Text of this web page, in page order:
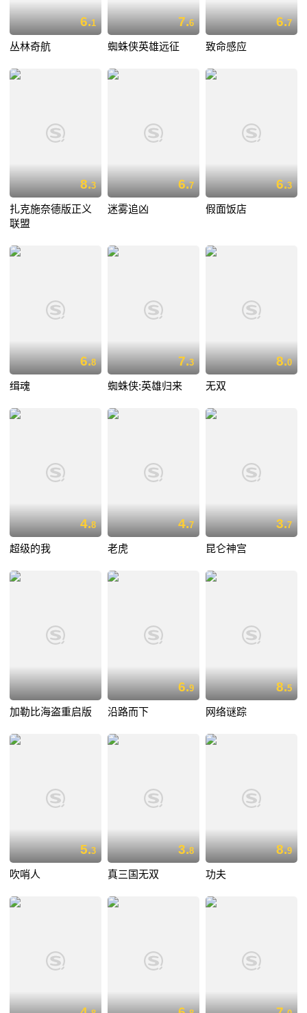
6.1
丛林奇航
7.6
蜘蛛侠英雄远征
6.7
致命感应
8.3
扎克施奈德版正义
联盟
6.7
迷雾追凶
6.3
假面饭店
6.8
缉魂
7.3
蜘蛛侠:英雄归来
8.0
无双
4.8
超级的我
4.7
老虎
3.7
昆仑神宫
加勒比海盗重启版
6.9
沿路而下
8.5
网络谜踪
5.3
吹哨人
3.8
真三国无双
8.9
功夫